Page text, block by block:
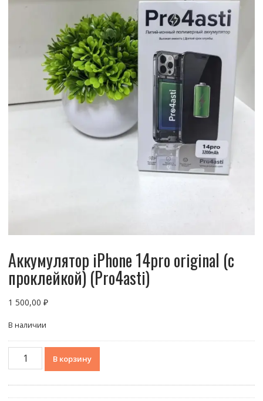
Аккумулятор iPhone 14pro original (с
проклейкой) (Pro4asti)
1 500,00 ₽
В наличии
Количество
товара
В корзину